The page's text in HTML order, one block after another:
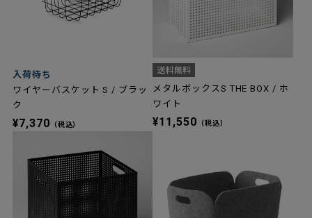
入荷待ち
ワイヤーバスケット S / ブラッ
ク
¥7,370 （税込）
メタルボックスS THE BOX / ホ
ワイト
¥11,550 （税込）